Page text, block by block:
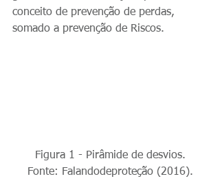
conceito de prevenção de perdas,
somado a prevenção de Riscos.
Figura 1 - Pirâmide de desvios.
Fonte: Falandodeproteção (2016).